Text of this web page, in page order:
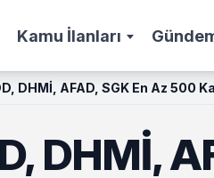
Kamu İlanları
DHMİ, AFAD, SGK En Az 500
DHMİ,